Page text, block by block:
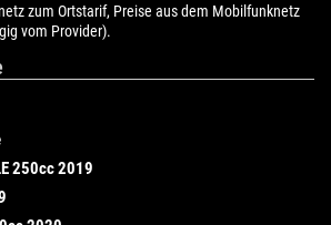
zum Ortstarif, Preise aus dem Mobilfunknetz
vom Provider).
250cc 2019